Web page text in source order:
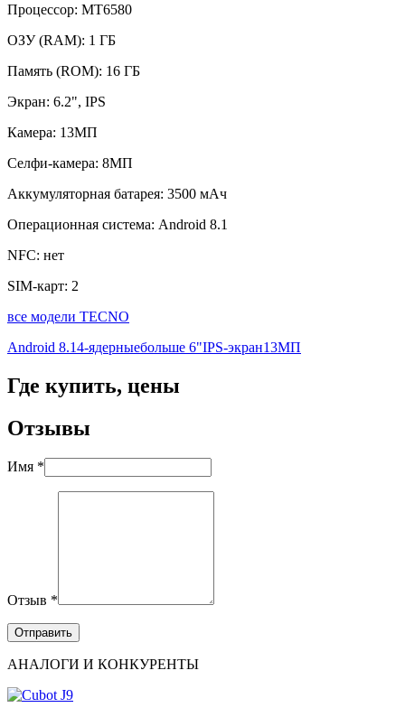
Процессор: MT6580
ОЗУ (RAM): 1 ГБ
Память (ROM): 16 ГБ
Экран: 6.2", IPS
Камера: 13МП
Селфи-камера: 8МП
Аккумуляторная батарея: 3500 мАч
Операционная система: Android 8.1
NFC: нет
SIM-карт: 2
все модели TECNO
Android 8.14-ядерныебольше 6"IPS-экран13МП
Где купить, цены
Отзывы
Имя *
Отзыв *
АНАЛОГИ И КОНКУРЕНТЫ